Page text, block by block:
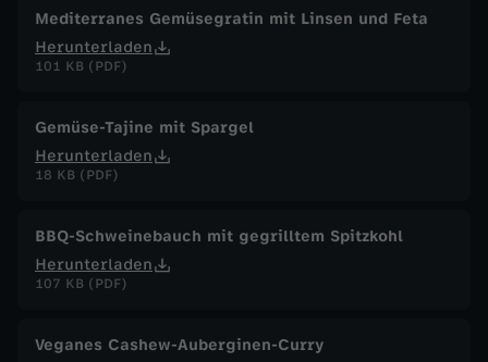
Mediterranes Gemüsegratin mit Linsen und Feta
Herunterladen
101 KB (PDF)
Gemüse-Tajine mit Spargel
Herunterladen
18 KB (PDF)
BBQ-Schweinebauch mit gegrilltem Spitzkohl
Herunterladen
107 KB (PDF)
Veganes Cashew-Auberginen-Curry